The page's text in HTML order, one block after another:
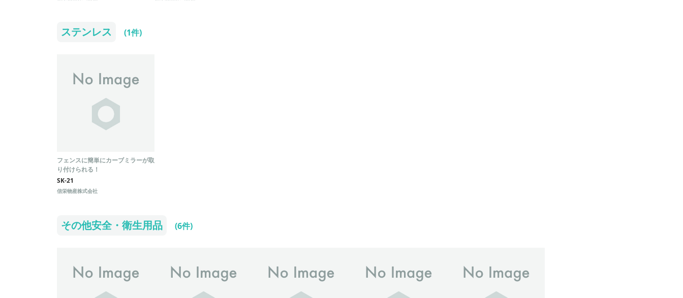
す。
ステンレス (1件)
フェンスに簡単にカーブミラーが取
り付けられる！
SK-21
信栄物産株式会社
その他安全・衛生用品 (6件)